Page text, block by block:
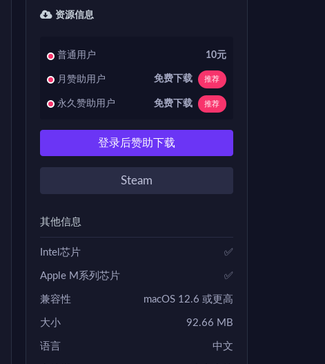
资源信息
普通用户 10元
月赞助用户 免费下载 推荐
永久赞助用户 免费下载 推荐
登录后赞助下载
Steam
其他信息
Intel芯片 ✅
Apple M系列芯片 ✅
兼容性 macOS 12.6 或更高
大小 92.66 MB
语言 中文